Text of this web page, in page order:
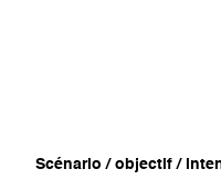
Scénario / objectif /